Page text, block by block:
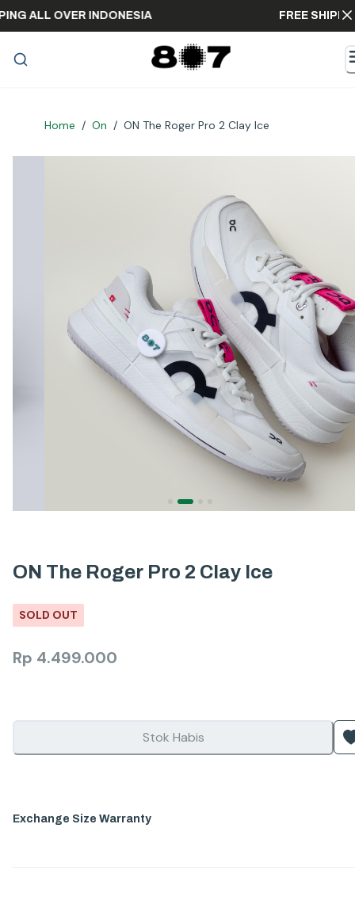
ALL OVER INDONESIA FREE
Home / On / ON The Roger Pro 2 Clay Ice
ON The Roger Pro 2 Clay Ice
SOLD OUT
Rp 4.499.000
Stok Habis
Exchange Size Warranty